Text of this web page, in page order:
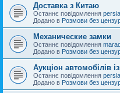
Доставка з Китаю
Останнє повідомлення persia
Додано в Розмови без
Механические замки
Останнє повідомлення
Додано в Розмови без
Аукціон автомобілів
Останнє повідомлення persia
Додано в Розмови без